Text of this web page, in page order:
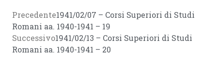
Precedente1941/02/07 – Corsi Superiori di Studi
Romani aa. 1940-1941 – 19
Successivo1941/02/13 – Corsi Superiori di Studi
Romani aa. 1940-1941 – 20